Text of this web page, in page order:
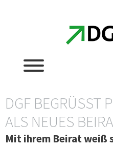
DGF BEGRÜSST
LS NEUES
Mit ihrem Beirat weiß